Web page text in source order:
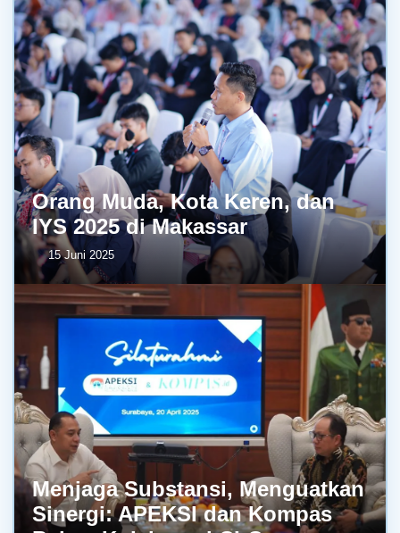
Orang Muda, Kota Keren, dan
IYS 2025 di Makassar
15 Juni 2025
Menjaga Substansi, Menguatkan
Sinergi: APEKSI dan Kompas